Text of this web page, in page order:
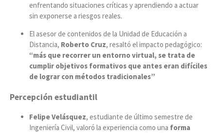
enfrentando situaciones críticas y aprendiendo a actuar
sin exponerse a riesgos reales.
El asesor de contenidos de la Unidad de Educación a
Distancia, Roberto Cruz, resaltó el impacto pedagógico:
“más que recorrer un entorno virtual, se trata de
cumplir objetivos formativos que antes eran difíciles
de lograr con métodos tradicionales”
Percepción estudiantil
Felipe Velásquez, estudiante de último semestre de
Ingeniería Civil, valoró la experiencia como una forma